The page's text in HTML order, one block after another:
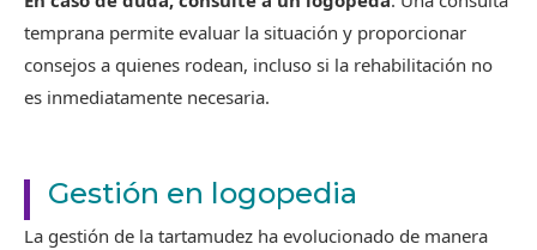
temprana permite evaluar la situación y proporcionar
consejos a quienes rodean, incluso si la rehabilitación no
es inmediatamente necesaria.
Gestión en logopedia
La gestión de la tartamudez ha evolucionado de manera